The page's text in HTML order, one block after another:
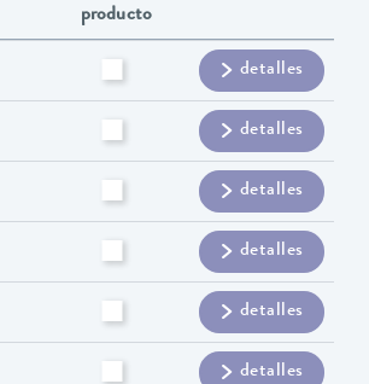
producto
detalles
detalles
detalles
detalles
detalles
detalles